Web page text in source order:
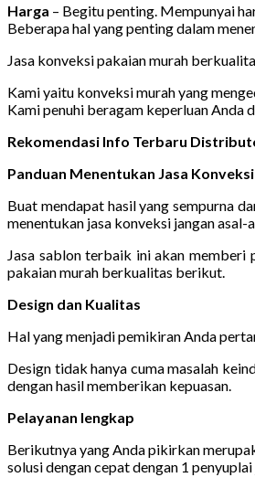
Harga – Begitu penting. Mempunyai
Beberapa hal yang penting dalam
Jasa konveksi pakaian murah
Kami yaitu konveksi murah yang
Kami penuhi beragam keperluan Anda
Rekomendasi Info Terbaru
Panduan Menentukan Jasa
Buat mendapat hasil yang sempurna
menentukan jasa konveksi jangan asal-
Jasa sablon terbaik ini akan memberi
pakaian murah berkualitas berikut.
Design dan Kualitas
Hal yang menjadi pemikiran Anda
Design tidak hanya cuma masalah
dengan hasil memberikan kepuasan.
Pelayanan lengkap
Berikutnya yang Anda pikirkan
solusi dengan cepat dengan 1 penyuplai